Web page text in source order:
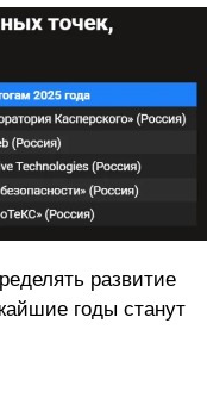
развитие
годы станут